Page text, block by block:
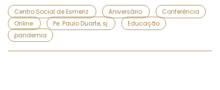
Centro Social de Esmeriz Aniversário
Conferência
Online
Pe. Paulo Duarte, sj
Educação
pandemia